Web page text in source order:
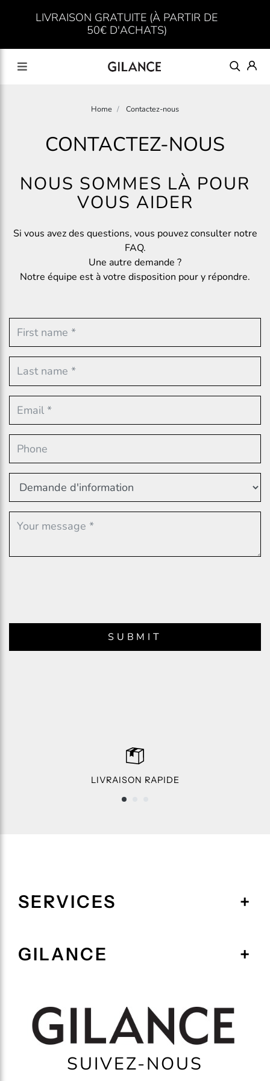
LIVRAISON GRATUITE (À PARTIR DE
50€ D'ACHATS)
Home Contactez-nous
CONTACTEZ-NOUS
NOUS SOMMES LÀ POUR
VOUS AIDER
Si vous avez des questions, vous pouvez consulter notre
FAQ.
Une autre demande ?
Notre équipe est à votre disposition pour y répondre.
SUBMIT
LIVRAISON RAPIDE
SERVICES
SUIVEZ-NOUS
GILANCE